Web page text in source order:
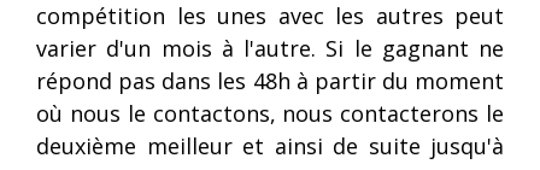
compétition les unes avec les autres peut
varier d'un mois à l'autre. Si le gagnant ne
répond pas dans les 48h à partir du moment
où nous le contactons, nous contacterons le
deuxième meilleur et ainsi de suite jusqu'à